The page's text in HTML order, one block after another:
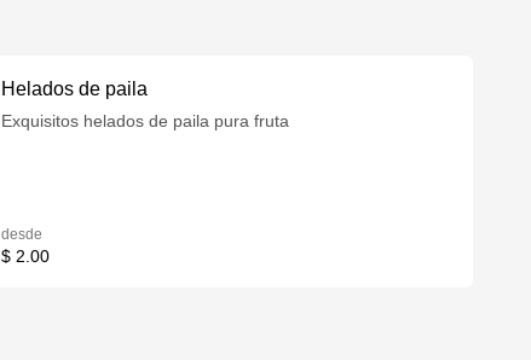
Helados de paila
Exquisitos helados de paila pura fruta
desde
$ 2.00